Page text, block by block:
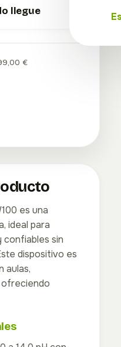
llegue
€
es una
ideal para
confiables sin
dispositivo es
aulas,
ofreciendo